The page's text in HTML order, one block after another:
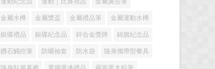
金屬水樽 金屬獎盃 金屬禮品筆 金屬運動水樽
銀碟禮品 銀碟紀念品 鋅合金獎牌 錦旗紀念品
鑽石觸控筆 防曬袖套 防水袋 隨身攜帶型餐具